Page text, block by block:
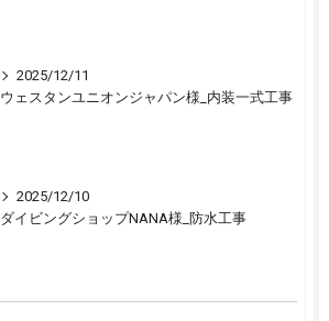
2025/12/11
ウェスタンユニオンジャパン様_内装一式工事
2025/12/10
ダイビングショップNANA様_防水工事